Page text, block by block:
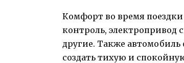
Комфорт во время
контроль, электропривод
другие. Также
создать тихую и